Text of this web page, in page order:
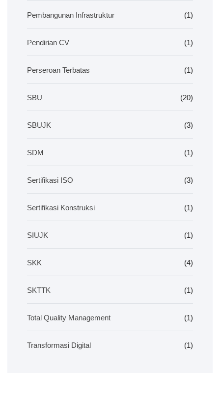
Pembangunan Infrastruktur (1)
Pendirian CV (1)
Perseroan Terbatas (1)
SBU (20)
SBUJK (3)
SDM (1)
Sertifikasi ISO (3)
Sertifikasi Konstruksi (1)
SIUJK (1)
SKK (4)
SKTTK (1)
Total Quality Management (1)
Transformasi Digital (1)